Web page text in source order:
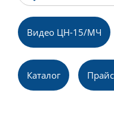
Видео ЦН-15/МЧ
Каталог